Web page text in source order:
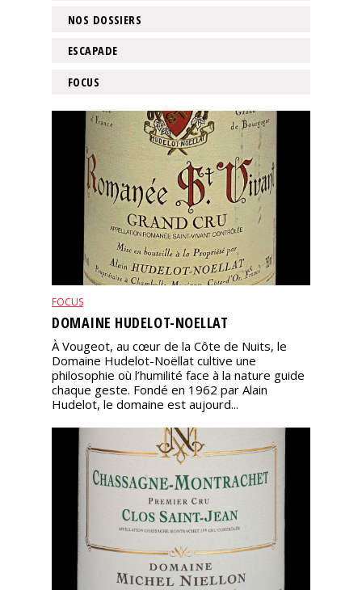
FOCUS
DOMAINE HUDELOT-NOELLAT
À Vougeot, au cœur de la Côte de Nuits, le
Domaine Hudelot-Noëllat cultive une
philosophie où l’humilité face à la nature guide
chaque geste. Fondé en 1962 par Alain
Hudelot, le domaine est aujourd...
NOS DOSSIERS
ESCAPADE
FOCUS